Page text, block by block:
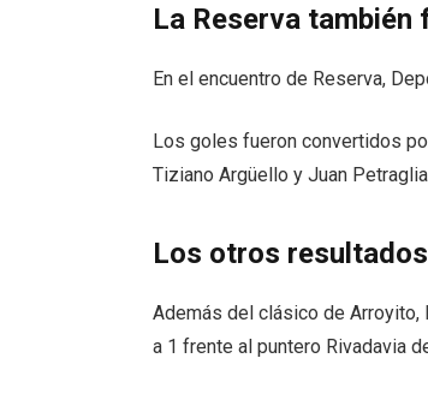
La Reserva también
En el encuentro de Reserva,
Los goles fueron convertidos
Tiziano Argüello y Juan
Los otros
Además del clásico de
a 1 frente al puntero Rivadavia